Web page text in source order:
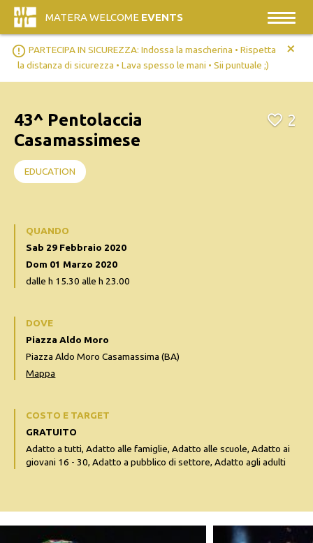
MATERA WELCOME EVENTS
error_outline PARTECIPA IN SICUREZZA: Indossa la mascherina • Rispetta
la distanza di sicurezza • Lava spesso le mani • Sii puntuale ;)
+
43^ Pentolaccia
Casamassimese
2
EDUCATION
QUANDO
Sab 29 Febbraio 2020
Dom 01 Marzo 2020
dalle h 15.30 alle h 23.00
DOVE
Piazza Aldo Moro
Piazza Aldo Moro Casamassima (BA)
Mappa
COSTO E TARGET
GRATUITO
Adatto a tutti, Adatto alle famiglie, Adatto alle scuole, Adatto ai
giovani 16 - 30, Adatto a pubblico di settore, Adatto agli adulti